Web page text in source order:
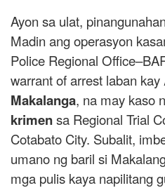
Ayon sa ulat,
Madin ang operasyon
Police Regional
warrant of arrest laban kay
Makalanga, na may kaso
krimensa Regional Trial
Cotabato City. Subalit,
umano ng baril si
mga pulis kaya napilitang